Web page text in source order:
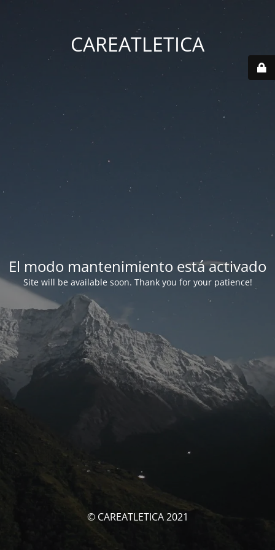
CAREATLETICA
El modo mantenimiento está activado
Site will be available soon. Thank you for your patience!
© CAREATLETICA 2021